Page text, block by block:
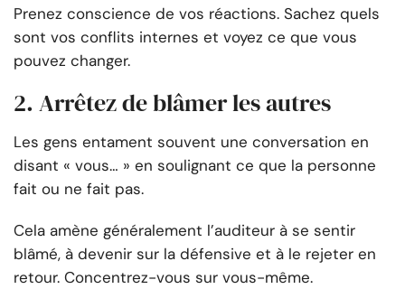
Prenez conscience de vos réactions. Sachez quels
sont vos conflits internes et voyez ce que vous
pouvez changer.
2. Arrêtez de blâmer les autres
Les gens entament souvent une conversation en
disant « vous… » en soulignant ce que la personne
fait ou ne fait pas.
Cela amène généralement l’auditeur à se sentir
blâmé, à devenir sur la défensive et à le rejeter en
retour. Concentrez-vous sur vous-même.